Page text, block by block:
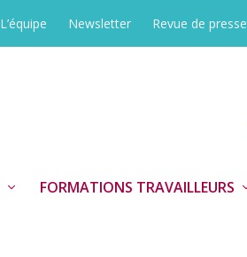
L’équipe Newsletter Revue de presse
FORMATIONS TRAVAILLEURS